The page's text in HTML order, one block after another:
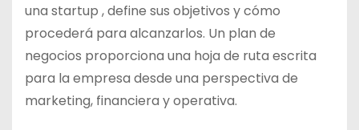
una startup , define sus objetivos y cómo
procederá para alcanzarlos. Un plan de
negocios proporciona una hoja de ruta escrita
para la empresa desde una perspectiva de
marketing, financiera y operativa.